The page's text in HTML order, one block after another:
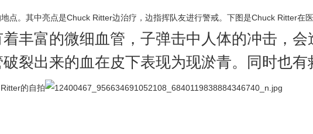
。其中亮点是Chuck Ritter边治疗，边指挥队友进行警戒。下图是Chuck Ritter在
丰富的微细血管，子弹击中人体的冲击，
裂出来的血在皮下表现为现淤青。同时也
的自拍